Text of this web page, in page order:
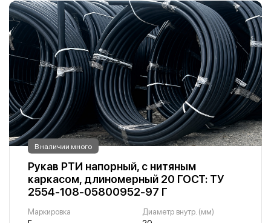
В наличии много
Рукав РТИ напорный, с нитяным
каркасом, длиномерный 20 ГОСТ: ТУ
2554-108-05800952-97 Г
Маркировка
Диаметр внутр. (мм)